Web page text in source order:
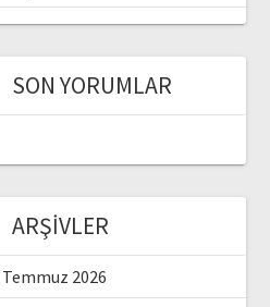
SON YORUMLAR
ARŞIVLER
Temmuz 2026